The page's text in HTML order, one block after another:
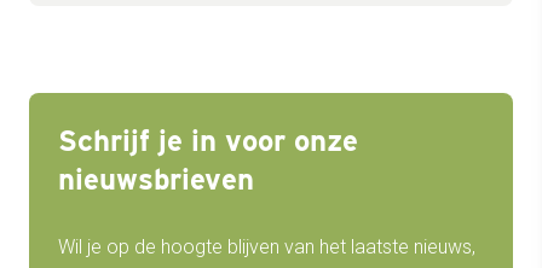
Schrijf je in voor onze
nieuwsbrieven
Wil je op de hoogte blijven van het laatste nieuws,